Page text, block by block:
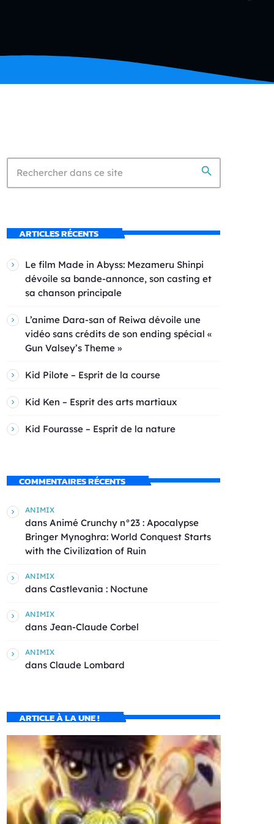
search
ARTICLES RÉCENTS
Le film Made in Abyss: Mezameru Shinpi
dévoile sa bande-annonce, son casting et
sa chanson principale
L’anime Dara-san of Reiwa dévoile une
vidéo sans crédits de son ending spécial «
Gun Valsey’s Theme »
Kid Pilote – Esprit de la course
Kid Ken – Esprit des arts martiaux
Kid Fourasse – Esprit de la nature
COMMENTAIRES RÉCENTS
ANIMIX
dans Animé Crunchy n°23 : Apocalypse
Bringer Mynoghra: World Conquest Starts
with the Civilization of Ruin
ANIMIX
dans Castlevania : Noctune
ANIMIX
dans Jean-Claude Corbel
ANIMIX
dans Claude Lombard
ARTICLE À LA UNE !